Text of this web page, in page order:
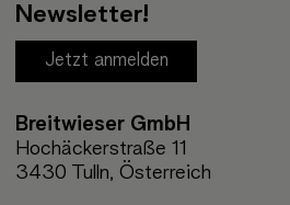
Newsletter!
Jetzt anmelden
Breitwieser GmbH
Hochäckerstraße 11
3430 Tulln, Österreich